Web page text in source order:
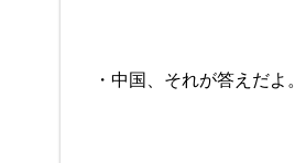
・中国、それが答えだよ。